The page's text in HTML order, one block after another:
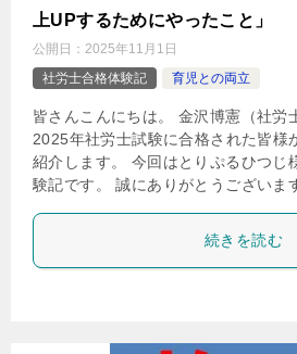
上UPするためにやったこと」
公開日： 2025年11月1日
社労士合格体験記
育児との両立
皆さんこんにちは。 金沢博憲（社労
2025年社労士試験に合格された皆様
紹介します。 今回はとりぷるひつじ
験記です。 誠にありがとうござい
続きを読む